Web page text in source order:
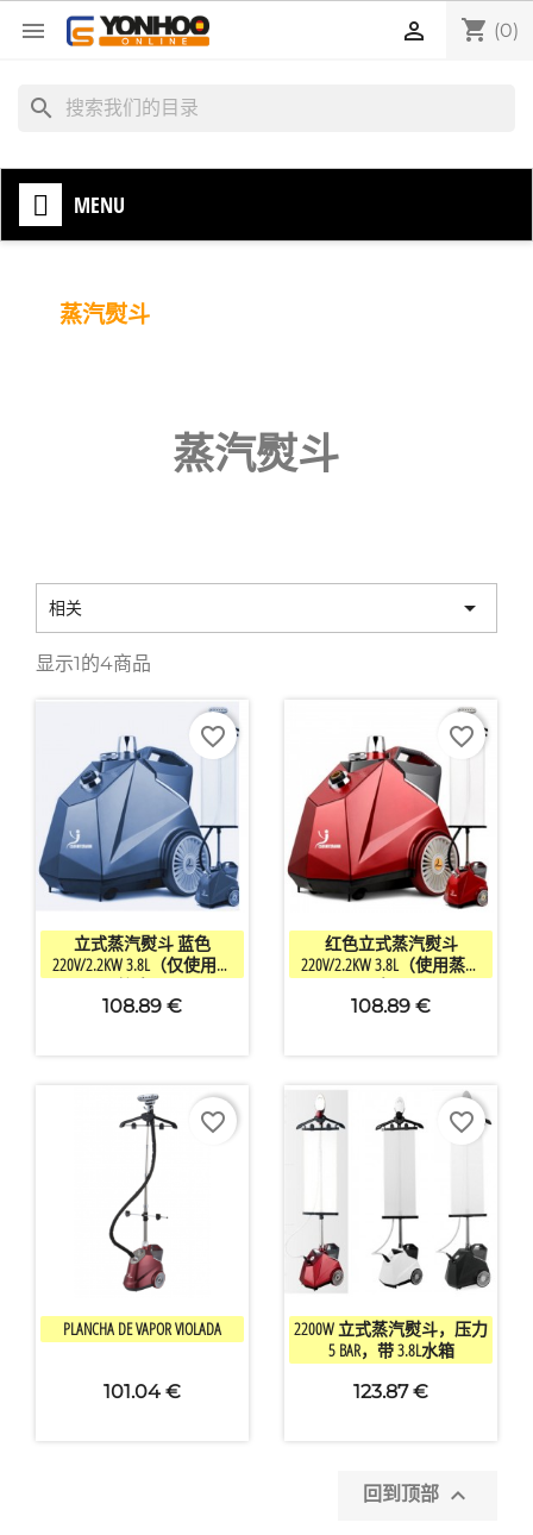
 shopping_cart (0)

search
MENU
蒸汽熨斗
蒸汽熨斗
相关 
显示1的4商品
快速查看
立式蒸汽熨斗 蓝色
220V/2.2KW 3.8L（仅使用蒸
108.89 €
favorite_border
快速查看
红色立式蒸汽熨斗
220V/2.2KW 3.8L（使用蒸馏
108.89 €
favorite_border
快速查看
PLANCHA DE VAPOR VIOLADA
101.04 €
favorite_border
快速查看
2200W 立式蒸汽熨斗，压力
5 BAR，带 3.8L水箱
123.87 €
favorite_border
回到顶部 